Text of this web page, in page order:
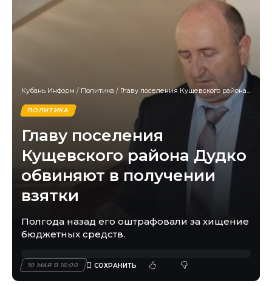
Кубань Информ / Политика / Главу поселения Кущевского района Дудко обвиняют в получении взятки
ПОЛИТИКА
Главу поселения
Кущевского района Дудко
обвиняют в получении
взятки
Полгода назад его оштрафовали за хищение
бюджетных средств.
10 МАЯ В 16:00